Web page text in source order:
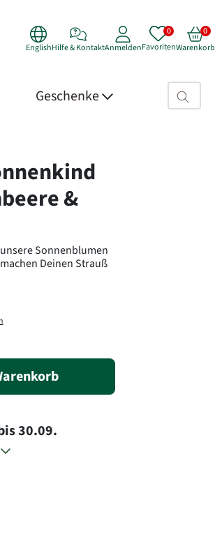
EnglishHilfe & KontaktAnmeldenFavoritenWarenkorb
Geschenke Suchfeld>
&
Sonnenblumen
Deinen Strauß
30.09.